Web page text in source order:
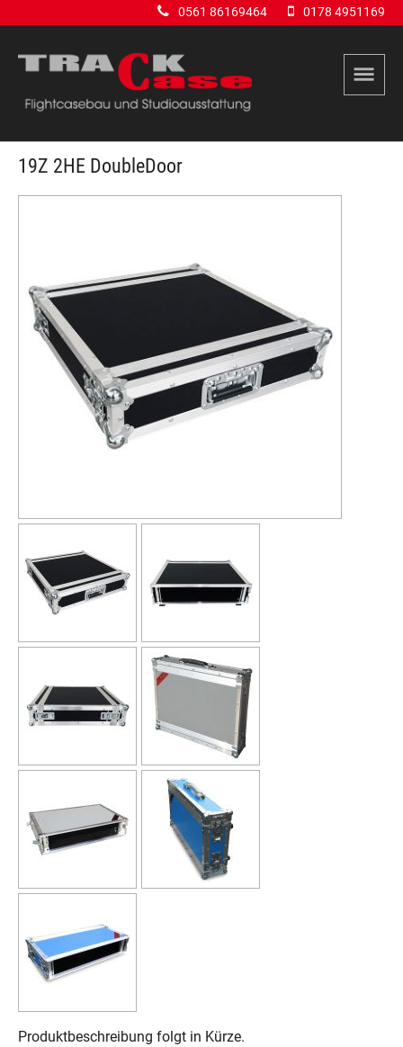
0561 86169464 0178 4951169
19Z 2HE DoubleDoor
Produktbeschreibung folgt in Kürze.